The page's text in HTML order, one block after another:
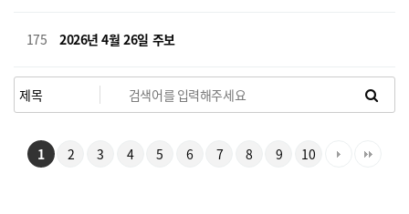
175 2026년 4월 26일 주보
1 2 3 4 5 6 7 8 9 10